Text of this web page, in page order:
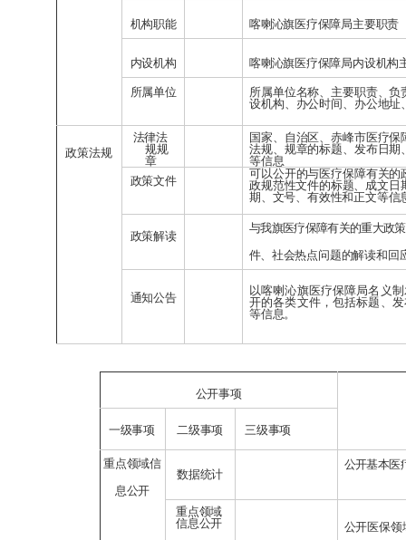
机构职能 喀喇沁旗医疗保障局主要职责
内设机构 喀喇沁旗医疗保障局内设机构
所属单位
所属单位名称、主要职责、负
设机构、办公时间、办公地址
政策法规
法律法
规规
章
国家、自治区、赤峰市医疗保
法规、规章的标题、发布日期
等信息
政策文件
可以公开的与医疗保障有关的
政规范性文件的标题、成文日
期、文号、有效性和正文等信
政策解读
与我旗医疗保障有关的重大政
件、 社会热点问题的解读和回
通知公告
以喀喇沁旗医疗保障局名义
开的各类文件，包括标题、
等信息。
公开事项
一级事项 二级事项 三级事项
重点领域信
息公开
数据统计
公开基本医
重点领域
信息公开
公开医保领